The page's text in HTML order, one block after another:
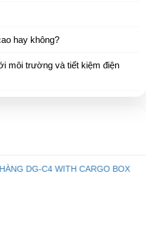
hay không?
môi trường và tiết kiệm điện